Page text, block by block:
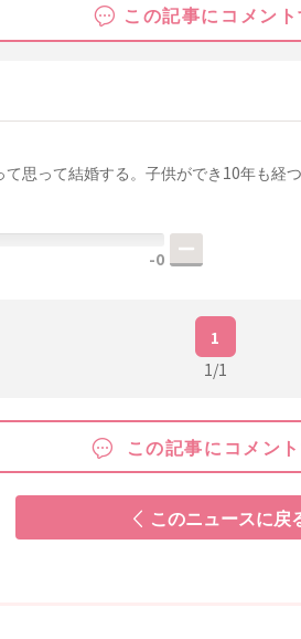
この記事にコメン
思って結婚する。子供ができ10年も経
-0
1
1/1
この記事にコメン
このニュースに戻